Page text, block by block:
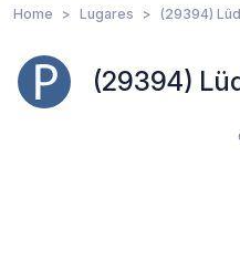
Home Lugares (29394)
(29394)